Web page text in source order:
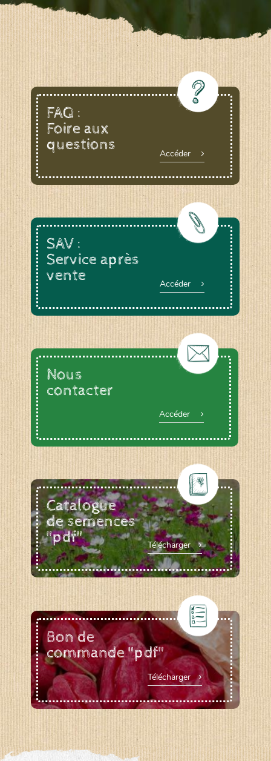
FAQ :
Foire aux
questions
Accéder
SAV :
Service après
vente
Accéder
Nous
contacter
Accéder
Catalogue
de semences
"pdf"
Télécharger
Bon de
commande "pdf"
Télécharger